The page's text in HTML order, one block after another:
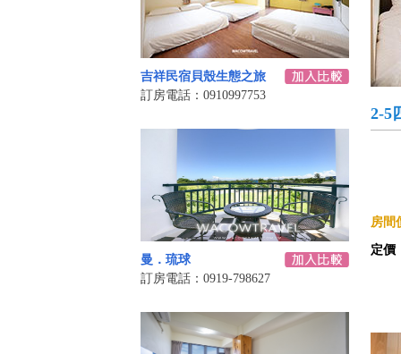
吉祥民宿貝殼生態之旅
訂房電話：0910997753
曼．琉球
訂房電話：0919-798627
2-5
房間
定價